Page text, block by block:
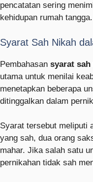
pencatatan sering
kehidupan rumah tangga.
Syarat Sah Nikah
Pembahasan syarat sah
utama untuk menilai
menetapkan beberapa
ditinggalkan dalam
Syarat tersebut meliputi
yang sah, dua orang
mahar. Jika salah satu
pernikahan tidak sah